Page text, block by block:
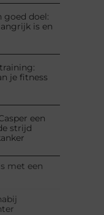
goed doel:
is en
je fitness
een
strijd
met een